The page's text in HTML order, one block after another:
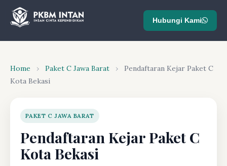
Hubungi Kami
Home › Paket C Jawa Barat ›
Pendaftaran Kejar Paket C
Kota Bekasi
PAKET C JAWA BARAT
Pendaftaran Kejar Paket C
Kota Bekasi